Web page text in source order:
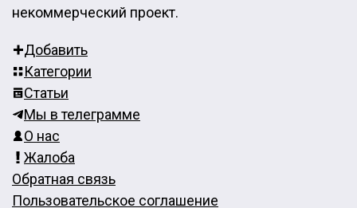
некоммерческий проект.
Добавить
Категории
Статьи
Мы в телеграмме
О нас
Жалоба
Обратная связь
Пользовательское соглашение